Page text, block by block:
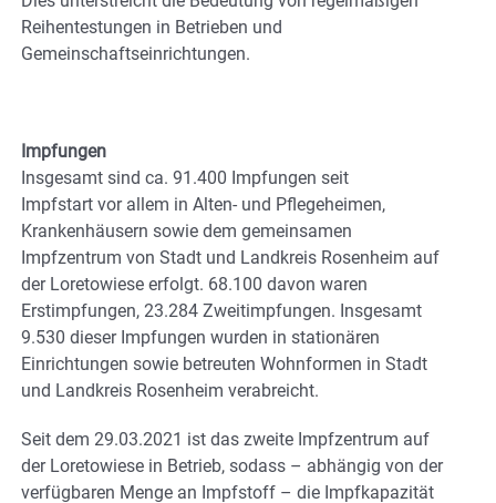
Reihentestungen in Betrieben und
Gemeinschaftseinrichtungen.
Impfungen
Insgesamt sind ca. 91.400 Impfungen seit
Impfstart vor allem in Alten- und Pflegeheimen,
Krankenhäusern sowie dem gemeinsamen
Impfzentrum von Stadt und Landkreis Rosenheim auf
der Loretowiese erfolgt. 68.100 davon waren
Erstimpfungen, 23.284 Zweitimpfungen. Insgesamt
9.530 dieser Impfungen wurden in stationären
Einrichtungen sowie betreuten Wohnformen in Stadt
und Landkreis Rosenheim verabreicht.
Seit dem 29.03.2021 ist das zweite Impfzentrum auf
der Loretowiese in Betrieb, sodass – abhängig von der
verfügbaren Menge an Impfstoff – die Impfkapazität